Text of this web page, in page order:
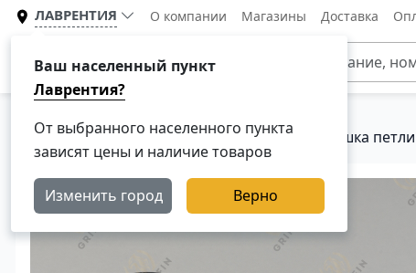
ЛАВРЕНТИЯ
Ваш населенный пункт
Лаврентия?
От выбранного населенного пункта
зависят цены и наличие товаров
Изменить город Верно
О компании Магазины Доставка
Каталог
Главная Каталог Кузовные детали Крышка